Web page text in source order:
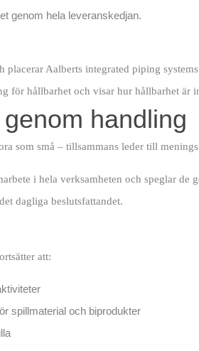
genom hela leveranskedjan.
Aalberts integrated piping
för hållbarhet och visar hur hållbarhet är
handling
som små – tillsammans leder till
i hela verksamheten och speglar de
dagliga beslutsfattandet.
att:
spillmaterial och biprodukter